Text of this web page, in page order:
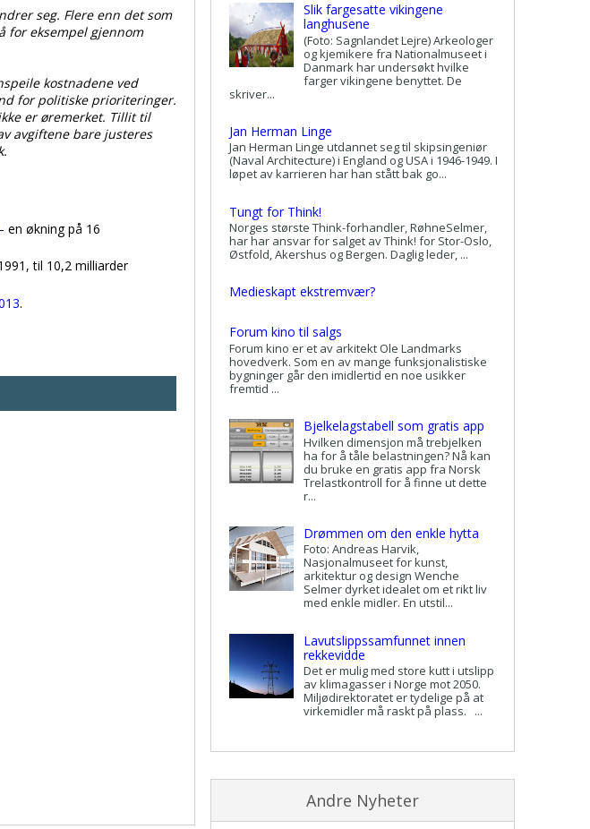
seg. Flere enn det som
for eksempel gjennom
kostnadene ved
for politiske prioriteringer.
er øremerket. Tillit til
avgiftene bare justeres
en økning på 16
til 10,2 milliarder
.
Slik fargesatte vikingene
langhusene
(Foto: Sagnlandet Lejre) Arkeologer
og kjemikere fra Nationalmuseet i
Danmark har undersøkt hvilke
farger vikingene benyttet. De
skriver...
Jan Herman Linge
Jan Herman Linge utdannet seg til skipsingeniør
(Naval Architecture) i England og USA i 1946-1949. I
løpet av karrieren har han stått bak go...
Tungt for Think!
Norges største Think-forhandler, RøhneSelmer,
har har ansvar for salget av Think! for Stor-Oslo,
Østfold, Akershus og Bergen. Daglig leder, ...
Medieskapt ekstremvær?
Forum kino til salgs
Forum kino er et av arkitekt Ole Landmarks
hovedverk. Som en av mange funksjonalistiske
bygninger går den imidlertid en noe usikker
fremtid ...
Bjelkelagstabell som gratis app
Hvilken dimensjon må trebjelken
ha for å tåle belastningen? Nå kan
du bruke en gratis app fra Norsk
Trelastkontroll for å finne ut dette
r...
Drømmen om den enkle hytta
Foto: Andreas Harvik,
Nasjonalmuseet for kunst,
arkitektur og design Wenche
Selmer dyrket idealet om et rikt liv
med enkle midler. En utstil...
Lavutslippssamfunnet innen
rekkevidde
Det er mulig med store kutt i utslipp
av klimagasser i Norge mot 2050.
Miljødirektoratet er tydelige på at
virkemidler må raskt på plass. ...
Andre Nyheter